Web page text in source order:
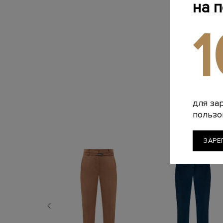
на
для